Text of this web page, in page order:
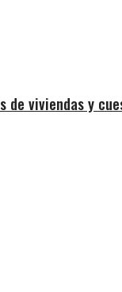
de viviendas y